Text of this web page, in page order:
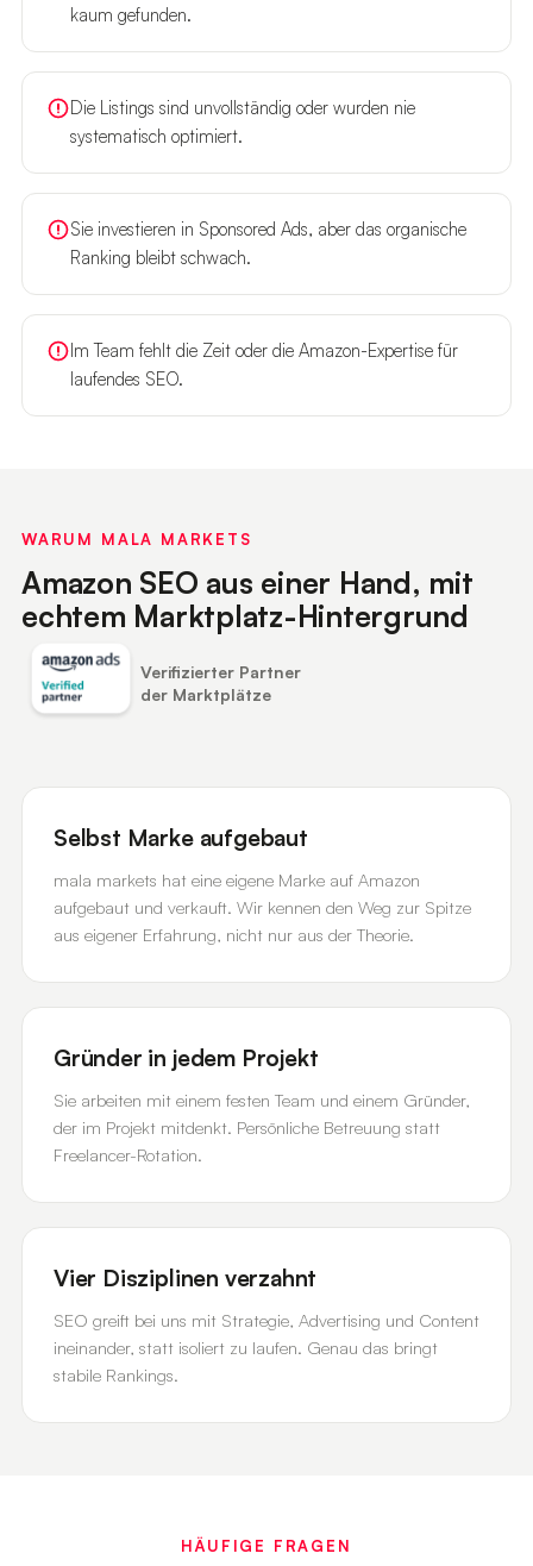
kaum gefunden.
Die Listings sind unvollständig oder wurden nie
systematisch optimiert.
Sie investieren in Sponsored Ads, aber das organische
Ranking bleibt schwach.
Im Team fehlt die Zeit oder die Amazon-Expertise für
laufendes SEO.
WARUM MALA MARKETS
Amazon SEO aus einer Hand, mit
echtem Marktplatz-Hintergrund
Verifizierter Partner
der Marktplätze
Selbst Marke aufgebaut
mala markets hat eine eigene Marke auf Amazon
aufgebaut und verkauft. Wir kennen den Weg zur Spitze
aus eigener Erfahrung, nicht nur aus der Theorie.
Gründer in jedem Projekt
Sie arbeiten mit einem festen Team und einem Gründer,
der im Projekt mitdenkt. Persönliche Betreuung statt
Freelancer-Rotation.
Vier Disziplinen verzahnt
SEO greift bei uns mit Strategie, Advertising und Content
ineinander, statt isoliert zu laufen. Genau das bringt
stabile Rankings.
HÄUFIGE FRAGEN